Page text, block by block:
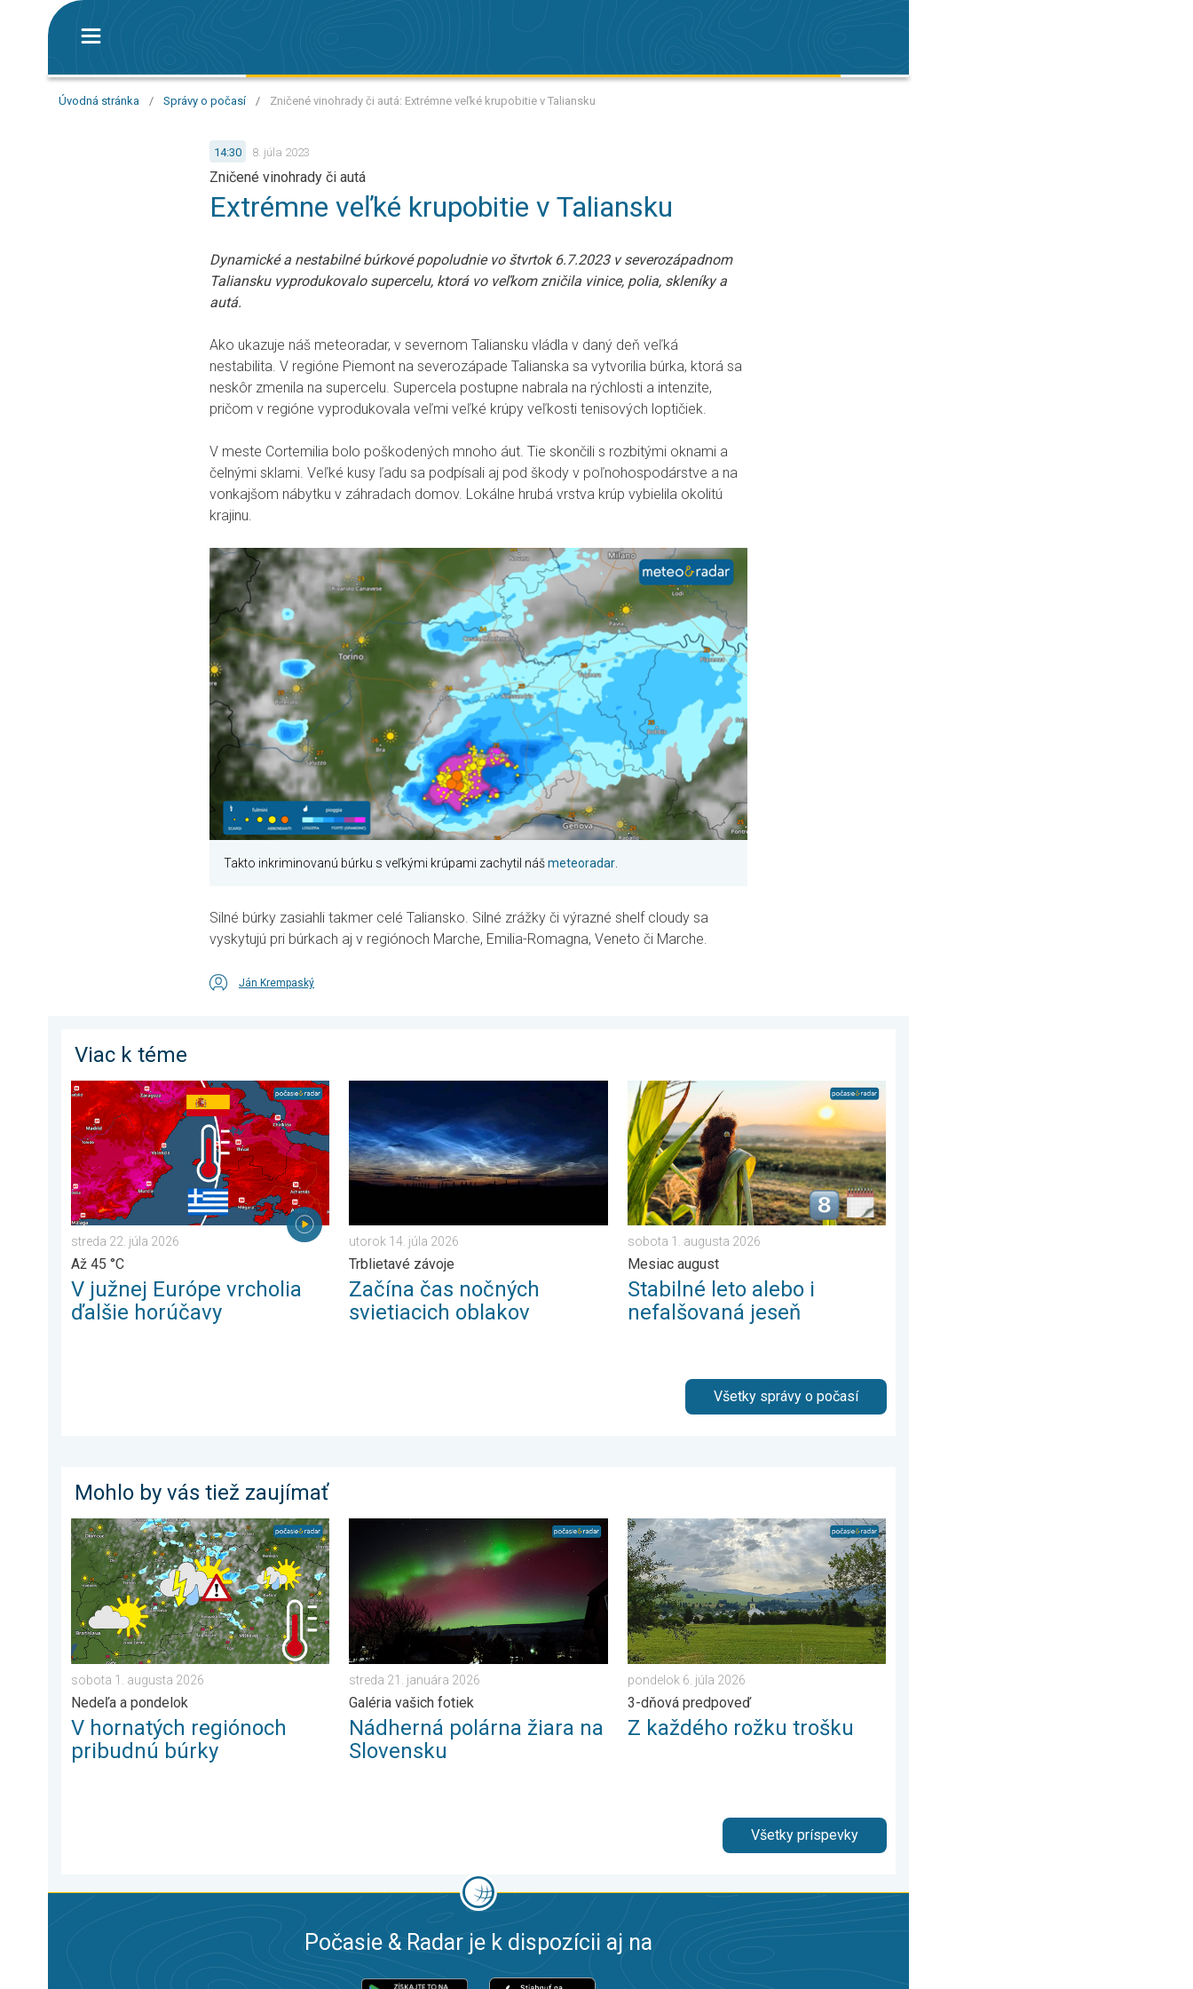
Úvodná stránka / Správy o počasí / Zničené vinohrady či autá: Extrémne veľké krupobitie v Taliansku
14:30 8. júla 2023
Zničené vinohrady či autá
Extrémne veľké krupobitie v Taliansku
Dynamické a nestabilné búrkové popoludnie vo štvrtok 6.7.2023 v severozápadnom
Taliansku vyprodukovalo supercelu, ktorá vo veľkom zničila vinice, polia, skleníky a
autá.
Ako ukazuje náš meteoradar, v severnom Taliansku vládla v daný deň veľká
nestabilita. V regióne Piemont na severozápade Talianska sa vytvorilia búrka, ktorá sa
neskôr zmenila na supercelu. Supercela postupne nabrala na rýchlosti a intenzite,
pričom v regióne vyprodukovala veľmi veľké krúpy veľkosti tenisových loptičiek.
V meste Cortemilia bolo poškodených mnoho áut. Tie skončili s rozbitými oknami a
čelnými sklami. Veľké kusy ľadu sa podpísali aj pod škody v poľnohospodárstve a na
vonkajšom nábytku v záhradach domov. Lokálne hrubá vrstva krúp vybielila okolitú
krajinu.
Takto inkriminovanú búrku s veľkými krúpami zachytil nášmeteoradar
Silné búrky zasiahli takmer celé Taliansko. Silné zrážky či výrazné shelf cloudy sa
vyskytujú pri búrkach aj v regiónoch Marche, Emilia-Romagna, Veneto či Marche.
Ján Krempaský
Viac k téme
V južnej Európe vrcholia ďalšie horúčavy. Až 45 °C. . . streda 22. júla 2026
streda 22. júla 2026
Až 45 °C
V južnej Európe vrcholia
ďalšie horúčavy
Začína čas nočných svietiacich oblakov. Trblietavé závoje. . . utorok 14. júla 2026
utorok 14. júla 2026
Trblietavé závoje
Začína čas nočných
svietiacich oblakov
Stabilné leto alebo i nefalšovaná jeseň. Mesiac august. . . sobota 1. augusta 2026
sobota 1. augusta 2026
Mesiac august
Stabilné leto alebo i
nefalšovaná jeseň
Všetky správy o počasí
Mohlo by vás tiež zaujímať
V hornatých regiónoch pribudnú búrky. Nedeľa a pondelok. . . sobota 1. augusta 2026
sobota 1. augusta 2026
Nedeľa a pondelok
V hornatých regiónoch
pribudnú búrky
Nádherná polárna žiara na Slovensku. Galéria vašich fotiek. . . streda 21. januára 2026
streda 21. januára 2026
Galéria vašich fotiek
Nádherná polárna žiara na
Slovensku
Z každého rožku trošku. 3-dňová predpoveď. . . pondelok 6. júla 2026
pondelok 6. júla 2026
3-dňová predpoveď
Z každého rožku trošku
Všetky príspevky
Počasie & Radar je k dispozícii aj na